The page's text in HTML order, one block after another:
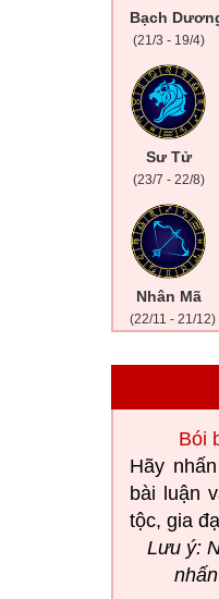
Bạch
(21/3 - 19/4)
Sư Tử
(23/7 - 22/8)
Nhân Mã
(22/11 - 21/12)
Bói
Hãy
bài luận
tộc, gia
Lưu ý: